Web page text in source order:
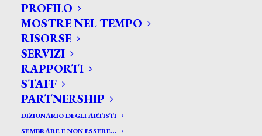
PROFILO
MOSTRE NEL TEMPO
RISORSE
SERVIZI
RAPPORTI
STAFF
PARTNERSHIP
DIZIONARIO DEGLI ARTISTI
SEMBRARE E NON ESSERE…
CERCA TRA GLI ARTISTI:
Search
for: